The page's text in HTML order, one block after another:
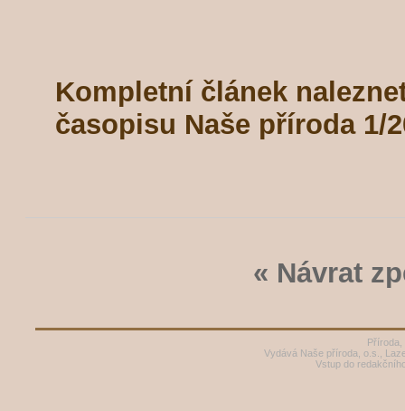
Kompletní článek
časopisu Naše příroda 1/
« Návrat
Příroda,
Vydává Naše příroda, o.s.,
Vstup do